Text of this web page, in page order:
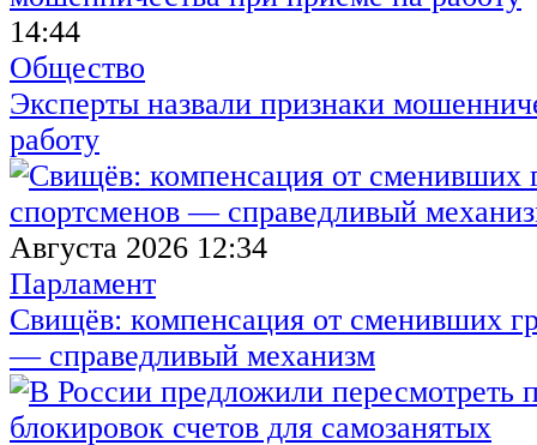
14:44
Общество
Эксперты назвали признаки
работу
Августа 2026 12:34
Парламент
Свищёв: компенсация от сменивших
— справедливый механизм